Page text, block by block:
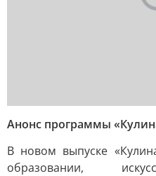
Анонс программы
В новом выпуске
образовании,